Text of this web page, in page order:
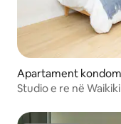
Apartament
Studio e re në